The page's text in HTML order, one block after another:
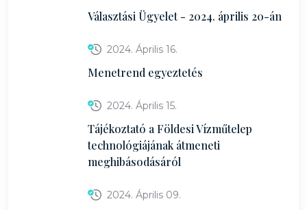
Választási Ügyelet - 2024. április 20-án
2024. Április 16.
Menetrend egyeztetés
2024. Április 15.
Tájékoztató a Földesi Vízműtelep
technológiájának átmeneti
meghibásodásáról
2024. Április 09.